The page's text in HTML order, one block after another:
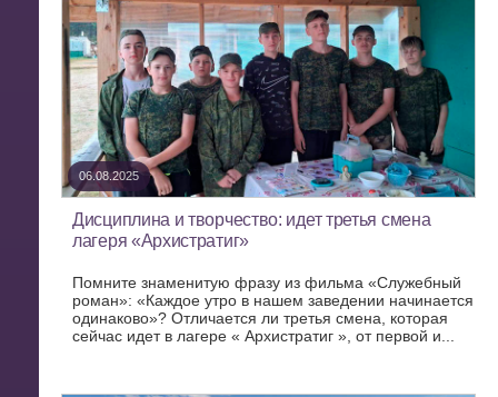
06.08.2025
Дисциплина и творчество: идет третья смена
лагеря «Архистратиг»
Помните знаменитую фразу из фильма «Служебный
роман»: «Каждое утро в нашем заведении начинается
одинаково»? Отличается ли третья смена, которая
сейчас идет в лагере « Архистратиг », от первой и...